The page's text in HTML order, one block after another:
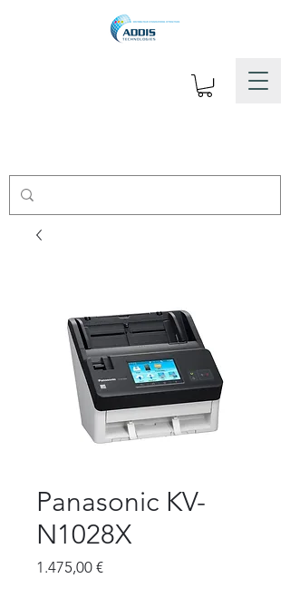
Panasonic KV-
N1028X
1.475,00 €Preis